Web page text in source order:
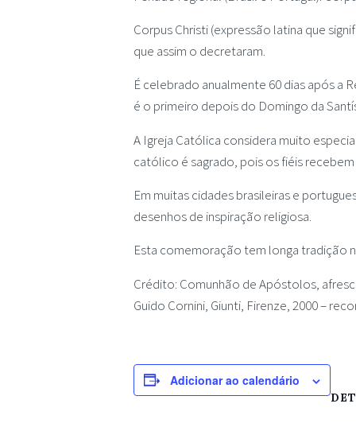
Corpus Christi (expressão latina que
que assim o decretaram.
É celebrado anualmente 60 dias após a
é o primeiro depois do Domingo da
A Igreja Católica considera muito
católico é sagrado, pois os fiéis
Em muitas cidades brasileiras e
desenhos de inspiração religiosa.
Esta comemoração tem longa tradição
Crédito: Comunhão de Apóstolos,
Guido Cornini, Giunti, Firenze, 2000 –
Adicionar ao calendário